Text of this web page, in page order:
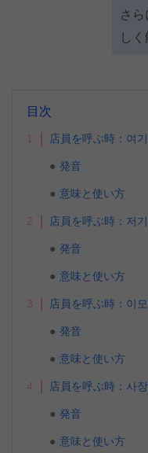
さ
しく
目次
1 店員を呼ぶ時：여
発音
意味と使い方
2 店員を呼ぶ時：저
発音
意味と使い方
3 店員を呼ぶ時：이
発音
意味と使い方
4 店員を呼ぶ時：사
発音
意味と使い方